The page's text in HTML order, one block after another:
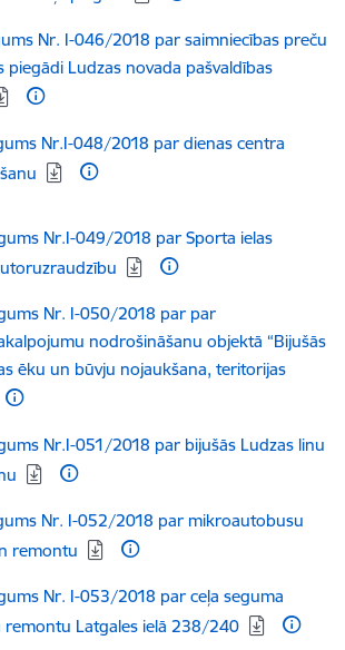
Nr. I-046/2018 par saimniecības preču
piegādi Ludzas novada pašvaldības
Nr.I-048/2018 par dienas centra
Nr.I-049/2018 par Sporta ielas
Nr. I-050/2018 par par
nodrošināšanu objektā “Bijušās
ēku un būvju nojaukšana, teritorijas
Nr.I-051/2018 par bijušās Ludzas linu
Nr. I-052/2018 par mikroautobusu
remontu
Nr. I-053/2018 par ceļa seguma
Latgales ielā 238/240